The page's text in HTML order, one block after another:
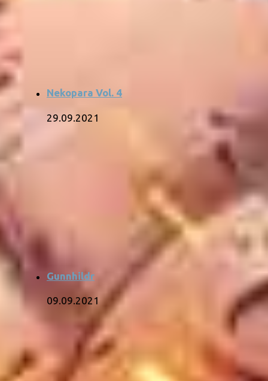
Nekopara Vol. 4
29.09.2021
Gunnhildr
09.09.2021